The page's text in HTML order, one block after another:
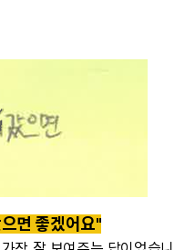
면 좋겠어요"